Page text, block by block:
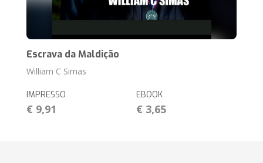
Escrava da Maldição
William C Simas
IMPRESSO
€ 9,91
EBOOK
€ 3,65